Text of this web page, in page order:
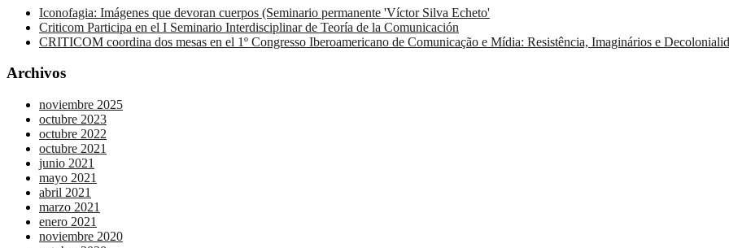
Iconofagia: Imágenes que devoran cuerpos (Seminario permanente 'Víctor Silva Echeto'
Criticom Participa en el I Seminario Interdisciplinar de Teoría de la Comunicación
CRITICOM coordina dos mesas en el 1º Congresso Iberoamericano de Comunicação e Mídia: Resistência, Imaginários e
Archivos
noviembre 2025
octubre 2023
octubre 2022
octubre 2021
junio 2021
mayo 2021
abril 2021
marzo 2021
enero 2021
noviembre 2020